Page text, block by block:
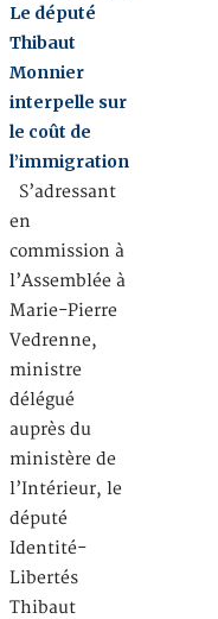
Le député
Thibaut
Monnier
interpelle sur
le coût de
l’immigration
S’adressant
en
commission à
l’Assemblée à
Marie-Pierre
Vedrenne,
ministre
délégué
auprès du
ministère de
l’Intérieur, le
député
Identité-
Libertés
Thibaut